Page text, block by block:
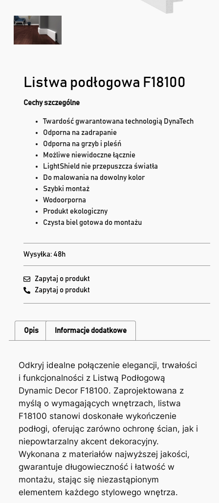
Listwa podłogowa F18100
Cechy szczególne
Twardość gwarantowana technologią DynaTech
Odporna na zadrapanie
Odporna na grzyb i pleśń
Możliwe niewidoczne łącznie
LightShield nie przepuszcza światła
Do malowania na dowolny kolor
Szybki montaż
Wodoorporna
Produkt ekologiczny
Czysta biel gotowa do montażu
Wysyłka: 48h
Zapytaj o produkt
Zapytaj o produkt
Opis Informacje dodatkowe
Odkryj idealne połączenie elegancji, trwałości
i funkcjonalności z Listwą Podłogową
Dynamic Decor F18100. Zaprojektowana z
myślą o wymagających wnętrzach, listwa
F18100 stanowi doskonałe wykończenie
podłogi, oferując zarówno ochronę ścian, jak i
niepowtarzalny akcent dekoracyjny.
Wykonana z materiałów najwyższej jakości,
gwarantuje długowieczność i łatwość w
montażu, stając się niezastąpionym
elementem każdego stylowego wnętrza.